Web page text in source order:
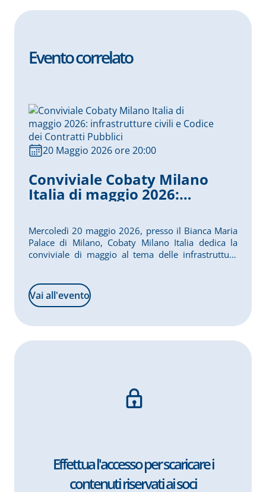
Evento correlato
20 Maggio 2026 ore 20:00
Conviviale Cobaty Milano
Italia di maggio 2026:
dei Contratti Pubblici
Mercoledì 20 maggio 2026, presso il Bianca Maria
Palace di Milano, Cobaty Milano Italia dedica la
conviviale di maggio al tema delle infrastrutture
delle grandi opere.
Vai all'evento
Effettua l'accesso per scaricare i
contenuti riservati ai soci